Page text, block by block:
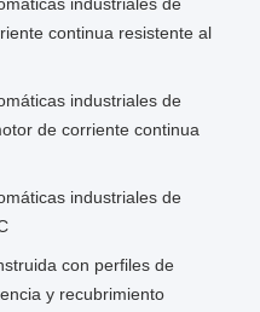
continua resistente al
industriales de
de corriente continua
industriales de
con perfiles de
y recubrimiento